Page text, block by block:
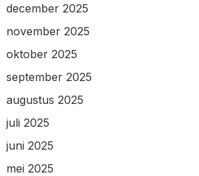
december 2025
november 2025
oktober 2025
september 2025
augustus 2025
juli 2025
juni 2025
mei 2025